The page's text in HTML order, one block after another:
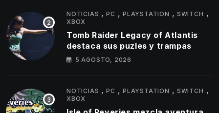
NOTICIAS ,PC ,PLAYSTATION , SWITCH ,
XBOX
Tomb Raider Legacy of Atlantis
destaca sus puzles y trampas
5 AGOSTO, 2026
NOTICIAS ,PC ,PLAYSTATION , SWITCH ,
XBOX